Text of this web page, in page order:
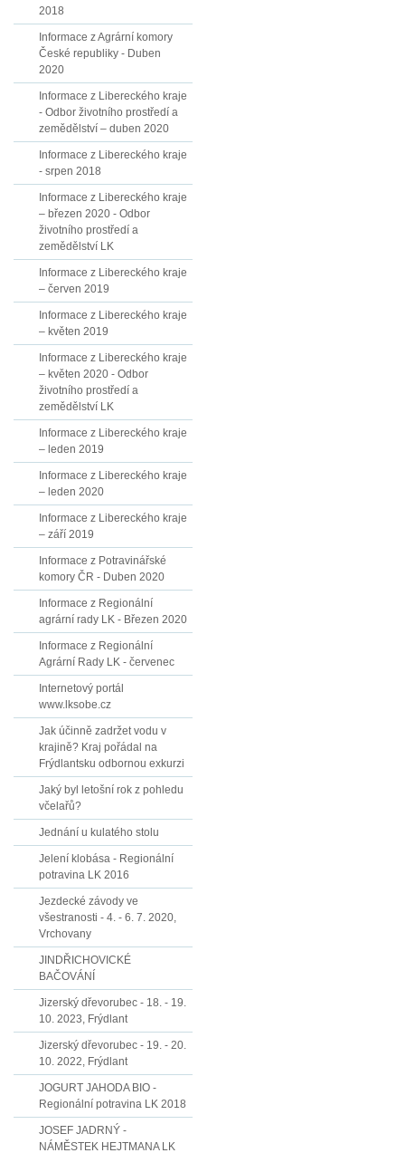
2018
Informace z Agrární komory
České republiky - Duben
2020
Informace z Libereckého kraje
- Odbor životního prostředí a
zemědělství – duben 2020
Informace z Libereckého kraje
- srpen 2018
Informace z Libereckého kraje
– březen 2020 - Odbor
životního prostředí a
zemědělství LK
Informace z Libereckého kraje
– červen 2019
Informace z Libereckého kraje
– květen 2019
Informace z Libereckého kraje
– květen 2020 - Odbor
životního prostředí a
zemědělství LK
Informace z Libereckého kraje
– leden 2019
Informace z Libereckého kraje
– leden 2020
Informace z Libereckého kraje
– září 2019
Informace z Potravinářské
komory ČR - Duben 2020
Informace z Regionální
agrární rady LK - Březen 2020
Informace z Regionální
Agrární Rady LK - červenec
Internetový portál
www.lksobe.cz
Jak účinně zadržet vodu v
krajině? Kraj pořádal na
Frýdlantsku odbornou exkurzi
Jaký byl letošní rok z pohledu
včelařů?
Jednání u kulatého stolu
Jelení klobása - Regionální
potravina LK 2016
Jezdecké závody ve
všestranosti - 4. - 6. 7. 2020,
Vrchovany
JINDŘICHOVICKÉ
BAČOVÁNÍ
Jizerský dřevorubec - 18. - 19.
10. 2023, Frýdlant
Jizerský dřevorubec - 19. - 20.
10. 2022, Frýdlant
JOGURT JAHODA BIO -
Regionální potravina LK 2018
JOSEF JADRNÝ -
NÁMĚSTEK HEJTMANA LK